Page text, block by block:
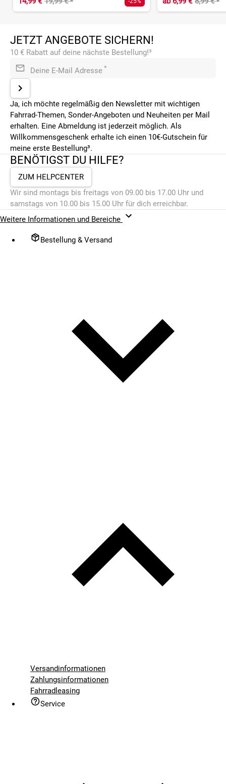
JETZT ANGEBOTE SICHERN!
10 € Rabatt auf deine nächste Bestellung!³
Deine E-Mail Adresse *
Ja, ich möchte regelmäßig den Newsletter mit wichtigen
Fahrrad-Themen, Sonder-Angeboten und Neuheiten per Mail
erhalten. Eine Abmeldung ist jederzeit möglich. Als
Willkommensgeschenk erhalte ich einen 10€-Gutschein für
meine erste Bestellung³.
BENÖTIGST DU HILFE?
ZUM HELPCENTER
Wir sind montags bis freitags von 09.00 bis 17.00 Uhr und
samstags von 10.00 bis 15.00 Uhr für dich erreichbar.
Weitere Informationen und Bereiche
Bestellung & Versand
Versandinformationen
Zahlungsinformationen
Fahrradleasing
Service